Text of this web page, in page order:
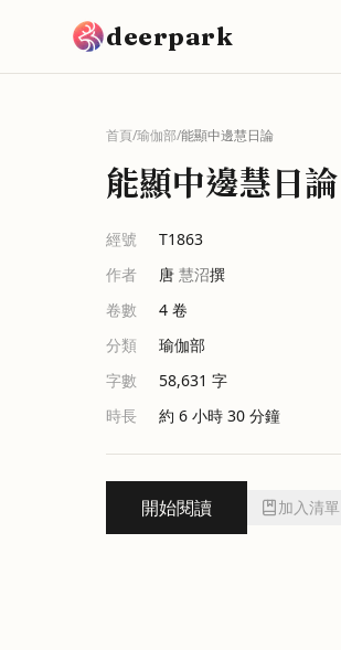
deerpark
首頁/瑜伽部/能顯中邊慧日論
能顯中邊慧日論
經號
T1863
作者
唐 慧沼撰
卷數
4 卷
分類
瑜伽部
字數
58,631 字
時長
約 6 小時 30 分鐘
開始閱讀 加入清單